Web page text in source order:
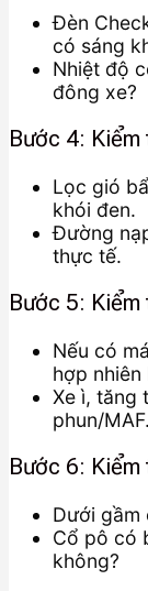
Đèn
có sáng
Nhiệt độ
đông xe?
Bước 4:
Lọc gió
khói đen.
Đường
thực tế.
Bước 5:
Nếu có
hợp nhiên
Xe ì, tăng
phun/MAF.
Bước 6:
Dưới gầm
Cổ pô có
không?